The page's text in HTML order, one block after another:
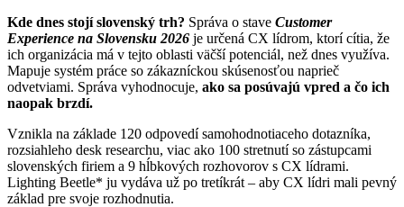
Kde dnes stojí slovenský trh? Správa o stave Customer
Experience na Slovensku 2026 je určená CX lídrom, ktorí cítia, že
ich organizácia má v tejto oblasti väčší potenciál, než dnes využíva.
Mapuje systém práce so zákazníckou skúsenosťou naprieč
odvetviami. Správa vyhodnocuje, ako sa posúvajú vpred a čo ich
naopak brzdí.
Vznikla na základe 120 odpovedí samohodnotiaceho dotazníka,
rozsiahleho desk researchu, viac ako 100 stretnutí so zástupcami
slovenských firiem a 9 hĺbkových rozhovorov s CX lídrami.
Lighting Beetle* ju vydáva už po tretíkrát – aby CX lídri mali pevný
základ pre svoje rozhodnutia.